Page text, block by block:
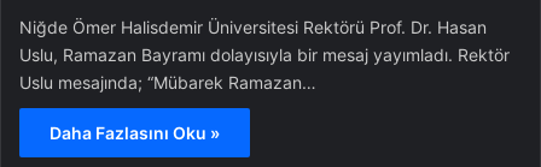
Niğde Ömer Halisdemir Üniversitesi Rektörü Prof. Dr. Hasan
Uslu, Ramazan Bayramı dolayısıyla bir mesaj yayımladı. Rektör
Uslu mesajında; “Mübarek Ramazan…
Daha Fazlasını Oku »